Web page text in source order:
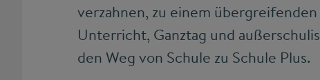
verzahnen, zu einem
Unterricht, Ganztag und
den Weg von Schule zu Schule Plus.